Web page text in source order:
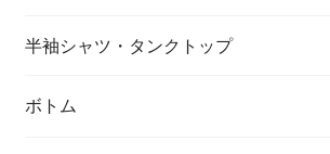
半袖シャツ・タンクトップ
ボトム